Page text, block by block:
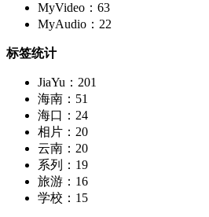
MyVideo：63
MyAudio：22
标签统计
JiaYu：201
海南：51
海口：24
相片：20
云南：20
系列：19
旅游：16
学校：15